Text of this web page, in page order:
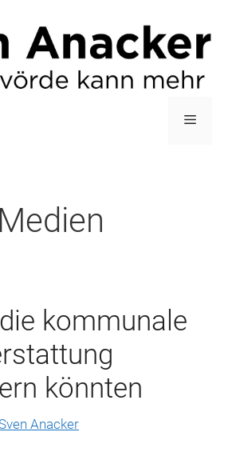
Menü
kommunale
könnten
Anacker